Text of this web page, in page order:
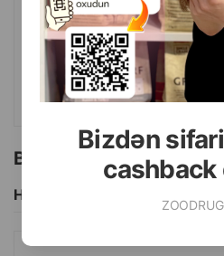
Bizdən
cashback
1 ədəd
ALMAQ
Bu brendin başqa
Hamısını Gör